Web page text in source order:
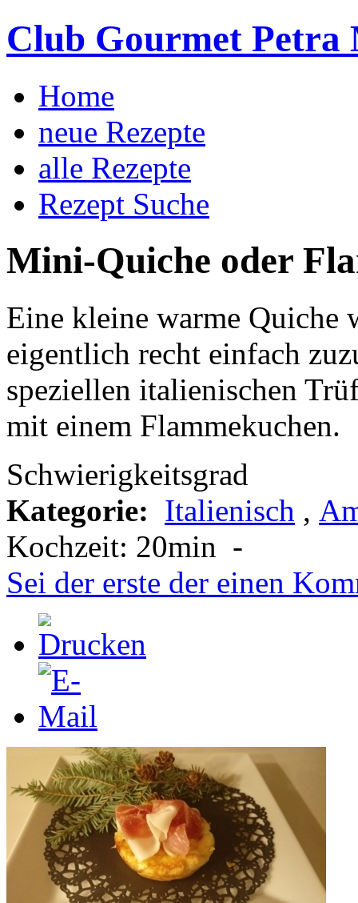
Club Gourmet Petra
Home
neue Rezepte
alle Rezepte
Rezept Suche
Mini-Quiche oder
Eine kleine warme Quiche
eigentlich recht einfach
speziellen italienischen
mit einem Flammekuchen.
Schwierigkeitsgrad
Kategorie: Italienisch ,
Kochzeit: 20min -
Sei der erste der einen